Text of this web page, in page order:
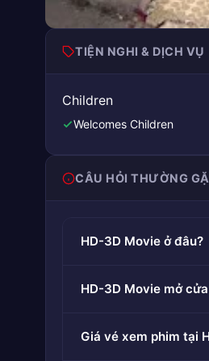
TIỆN NGHI & DỊCH VỤ
Children
Welcomes Children
CÂU HỎI THƯỜNG
HD-3D Movie ở đâu?
HD-3D Movie mở
Giá vé xem phim tại